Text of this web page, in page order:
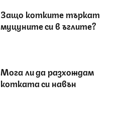
Защо котките търкат
муцуните си в ъглите?
Мога ли да разхождам
котката си навън